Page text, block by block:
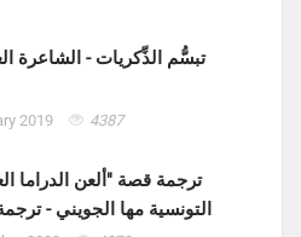
تبسُّم الذِّكريات - الشاعرة
2019 4387
ترجمة قصة "ألعن الدراما
التونسية مها الجويني -